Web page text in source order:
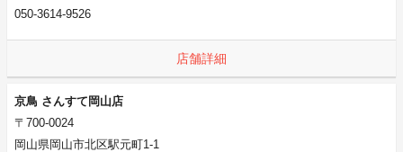
050-3614-9526
店舗詳細
京鳥 さんすて岡山店
〒700-0024
岡山県岡山市北区駅元町1-1